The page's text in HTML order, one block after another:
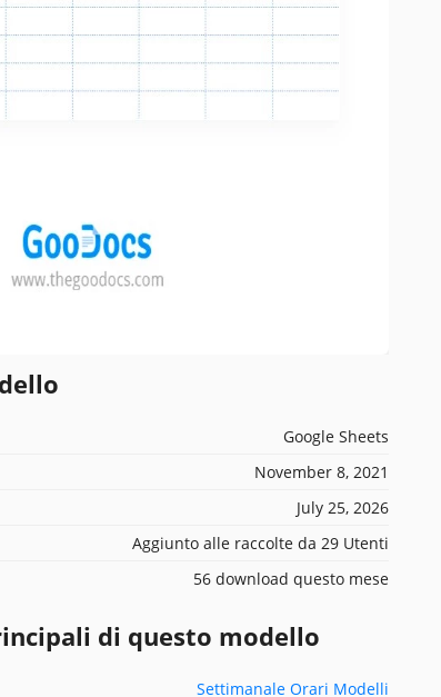
Google Sheets
November 8, 2021
July 25, 2026
Aggiunto alle raccolte da 29 Utenti
56 download questo mese
di questo modello
Settimanale Orari Modelli